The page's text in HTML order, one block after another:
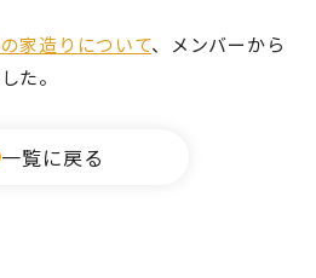
家造りについて、メンバーから
た。
一覧に戻る